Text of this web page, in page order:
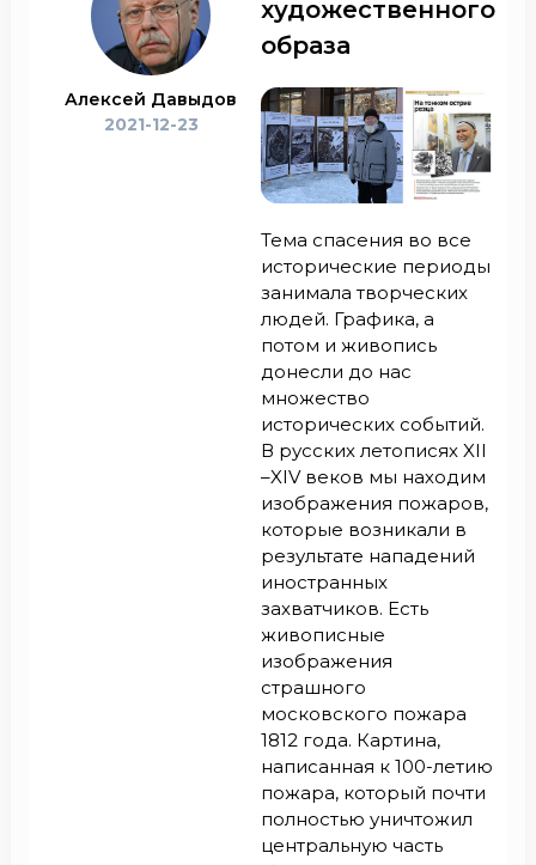
Алексей Давыдов
2021-12-23
художественного
образа
Тема спасения во все
исторические периоды
занимала творческих
людей. Графика, а
потом и живопись
донесли до нас
множество
исторических событий.
В русских летописях XII
–XIV веков мы находим
изображения пожаров,
которые возникали в
результате нападений
иностранных
захватчиков. Есть
живописные
изображения
страшного
московского пожара
1812 года. Картина,
написанная к 100-летию
пожара, который почти
полностью уничтожил
центральную часть